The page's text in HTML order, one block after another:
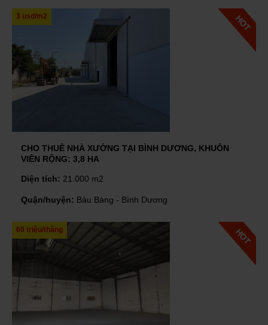
3 usd/m2
CHO THUÊ NHÀ XƯỞNG TẠI BÌNH DƯƠNG, KHUÔN
VIÊN RỘNG: 3,8 HA
Diện tích: 21.000 m2
Quận/huyện: Bàu Bàng - Bình Dương
60 triệu/tháng